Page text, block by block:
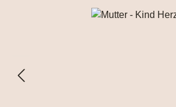
Bildergalerie überspringen